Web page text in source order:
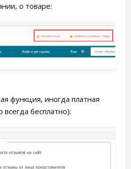
о товаре:
функция, иногда платная
бесплатно):